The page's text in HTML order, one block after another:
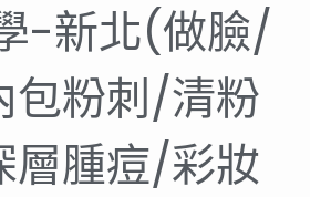
-新北(做臉/
包粉刺/清粉
層腫痘/彩妝